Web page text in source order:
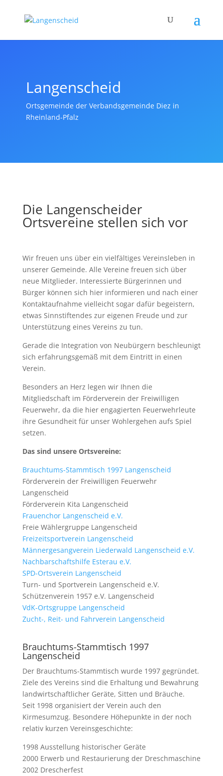
Langenscheid
Ortsgemeinde der Verbandsgemeinde Diez in
Rheinland-Pfalz
Die Langenscheider
Ortsvereine stellen sich vor
Wir freuen uns über ein vielfältiges Vereinsleben in
unserer Gemeinde. Alle Vereine freuen sich über
neue Mitglieder. Interessierte Bürgerinnen und
Bürger können sich hier informieren und nach einer
Kontaktaufnahme vielleicht sogar dafür begeistern,
etwas Sinnstiftendes zur eigenen Freude und zur
Unterstützung eines Vereins zu tun.
Gerade die Integration von Neubürgern beschleunigt
sich erfahrungsgemäß mit dem Eintritt in einen
Verein.
Besonders an Herz legen wir Ihnen die
Mitgliedschaft im Förderverein der Freiwilligen
Feuerwehr, da die hier engagierten Feuerwehrleute
ihre Gesundheit für unser Wohlergehen aufs Spiel
setzen.
Das sind unsere Ortsvereine:
Brauchtums-Stammtisch 1997 Langenscheid
Förderverein der Freiwilligen Feuerwehr
Langenscheid
Förderverein Kita Langenscheid
Frauenchor Langenscheid e.V.
Freie Wählergruppe Langenscheid
Freizeitsportverein Langenscheid
Männergesangverein Liederwald Langenscheid e.V.
Nachbarschaftshilfe Esterau e.V.
SPD-Ortsverein Langenscheid
Turn- und Sportverein Langenscheid e.V.
Schützenverein 1957 e.V. Langenscheid
VdK-Ortsgruppe Langenscheid
Zucht-, Reit- und Fahrverein Langenscheid
Brauchtums-Stammtisch 1997
Langenscheid
Der Brauchtums-Stammtisch wurde 1997 gegründet.
Ziele des Vereins sind die Erhaltung und Bewahrung
landwirtschaftlicher Geräte, Sitten und Bräuche.
Seit 1998 organisiert der Verein auch den
Kirmesumzug. Besondere Höhepunkte in der noch
relativ kurzen Vereinsgeschichte:
1998 Ausstellung historischer Geräte
2000 Erwerb und Restaurierung der Dreschmaschine
2002 Drescherfest